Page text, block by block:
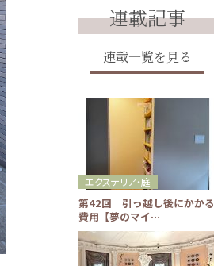
連載記事
連載一覧を見る
第42回 引っ越し後にかかる
費用【夢のマイ…
エクステリア・庭